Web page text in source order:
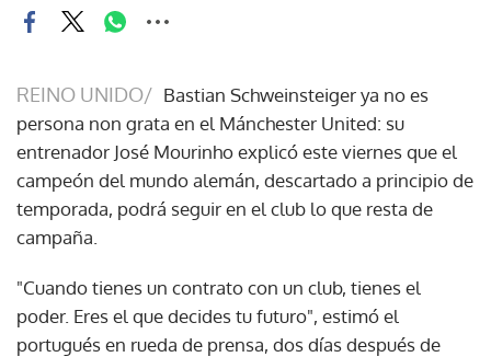
REINO UNIDO/ Bastian Schweinsteiger ya no es
persona non grata en el Mánchester United: su
entrenador José Mourinho explicó este viernes que el
campeón del mundo alemán, descartado a principio de
temporada, podrá seguir en el club lo que resta de
campaña.
"Cuando tienes un contrato con un club, tienes el
poder. Eres el que decides tu futuro", estimó el
portugués en rueda de prensa, dos días después de